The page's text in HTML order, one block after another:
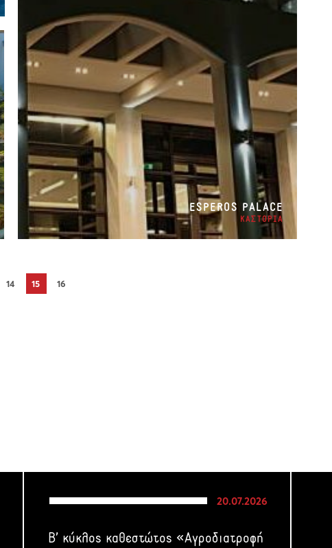
ESPEROS PALACE
ΚΑΣΤΟΡΙΑ
14 15 16
20.07.2026
Β’ κύκλος καθεστώτος «Αγροδιατροφή